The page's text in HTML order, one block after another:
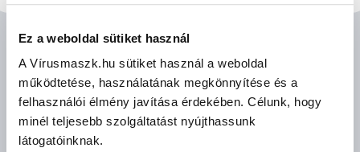
Ez a weboldal sütiket használ
A Vírusmaszk.hu sütiket használ a weboldal
működtetése, használatának megkönnyítése és a
felhasználói élmény javítása érdekében. Célunk, hogy
minél teljesebb szolgáltatást nyújthassunk
látogatóinknak.
AXD-303